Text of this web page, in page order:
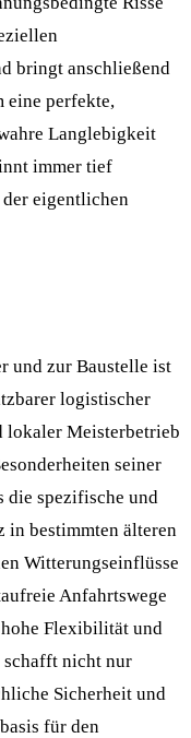
bringt anschließend
eine perfekte,
Langlebigkeit
immer tief
eigentlichen
und zur Baustelle ist
logistischer
lokaler Meisterbetrieb
seiner
die spezifische und
in bestimmten älteren
Witterungseinflüsse
Anfahrtswege
Flexibilität und
schafft nicht nur
Sicherheit und
für den